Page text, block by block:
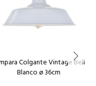
Colgante Vintage Bell
Blanco ø 36cm